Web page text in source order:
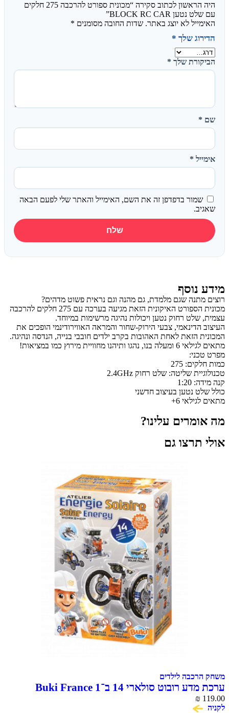
היה הראשון לכתוב סקירה “מכונית ספורט להרכבה 275 חלקים
עם שלט נטען BLOCK RC CAR”
האימייל לא יוצג באתר. שדות החובה מסומנים *
הדירוג שלך *
הביקורת שלך *
שם *
אימייל *
שמור בדפדפן זה את השם, האימייל והאתר שלי לפעם הבאה
שאגיב.
מידע נוסף
רוצים מתנה שגם מלמדת, גם מהנה וגם נראית פשוט מדהים?
מכונית הספורט האיקונית הזאת מגיעה בערכה עם 275 חלקים להרכבה
עצמית, שלט רחוק נטען ויכולות נהיגה מרשימות במיוחד.
העיצוב הדינאמי, צבעי הירוק-שחור והמראה האווירודינמי הופכים את
המכונית הזאת לאחת האהובות בקרב ילדים חובבי בנייה, הנדסה ונהיגה.
מתאים לגילאי 6 ומעלה בנו, נהגו ותיהנו מחוויית מירוץ כמו במציאות!
מפרט טכני:
כמות חלקים: 275
טכנולוגיית שליטה: שלט רחוק 2.4GHz
קנה מידה: 1:20
כולל שלט נטען בעיצוב חדשני
מתאים לגילאי 6+
מה אומרים עלינו?
אולי תרצו גם
משחק הרכבה לילדים
ערכת מדע רובוט סולארי 14 ב־1 Buki France
₪ 119.00
לקניה